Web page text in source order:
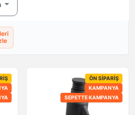
ÖN SIPARIŞ
KAMPANYA
SEPETTE KAMPANYA